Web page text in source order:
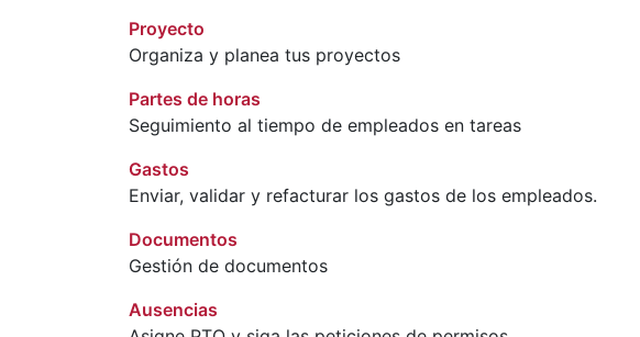
Proyecto
Organiza y planea tus proyectos
Partes de horas
Seguimiento al tiempo de empleados en tareas
Gastos
Enviar, validar y refacturar los gastos de los empleados.
Documentos
Gestión de documentos
Ausencias